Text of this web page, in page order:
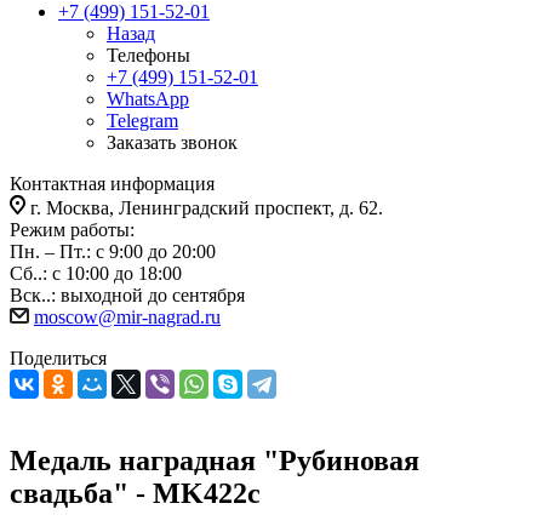
+7 (499) 151-52-01
Назад
Телефоны
+7 (499) 151-52-01
WhatsApp
Telegram
Заказать звонок
Контактная информация
г. Москва, Ленинградский проспект, д. 62.
Режим работы:
Пн. – Пт.: с 9:00 до 20:00
Сб..: с 10:00 до 18:00
Вск..: выходной до сентября
moscow@mir-nagrad.ru
Поделиться
Медаль наградная "Рубиновая
свадьба" - MK422c